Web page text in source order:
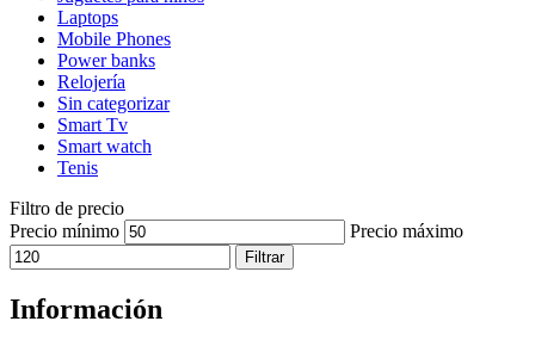
Laptops
Mobile Phones
Power banks
Relojería
Sin categorizar
Smart Tv
Smart watch
Tenis
Filtro de precio
Precio mínimo
Precio máximo
Filtrar
Información